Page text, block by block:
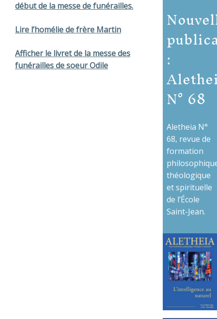
début de la messe de funérailles.
Lire l’homélie de frère Martin
Afficher le livret de la messe des
funérailles de soeur Odile
:
N° 68
Aletheia N°
68, revue de
formation
théologique
et spirituelle
de l’École
Saint-Jean.